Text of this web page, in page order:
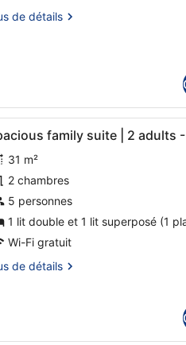
:
de détails
lits bébé (en supplément), Wi-Fi
:
Une
16 family suite | 2 adults
31 m²
2 chambres
5 personnes
1 lit double et 1 lit superposé (1
Wi-Fi gratuit
de détails